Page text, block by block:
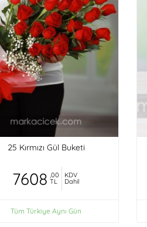
25 Kırmızı Gül Buketi
7608 ,00
TL
KDV
Dahil
Tüm Türkiye Aynı Gün